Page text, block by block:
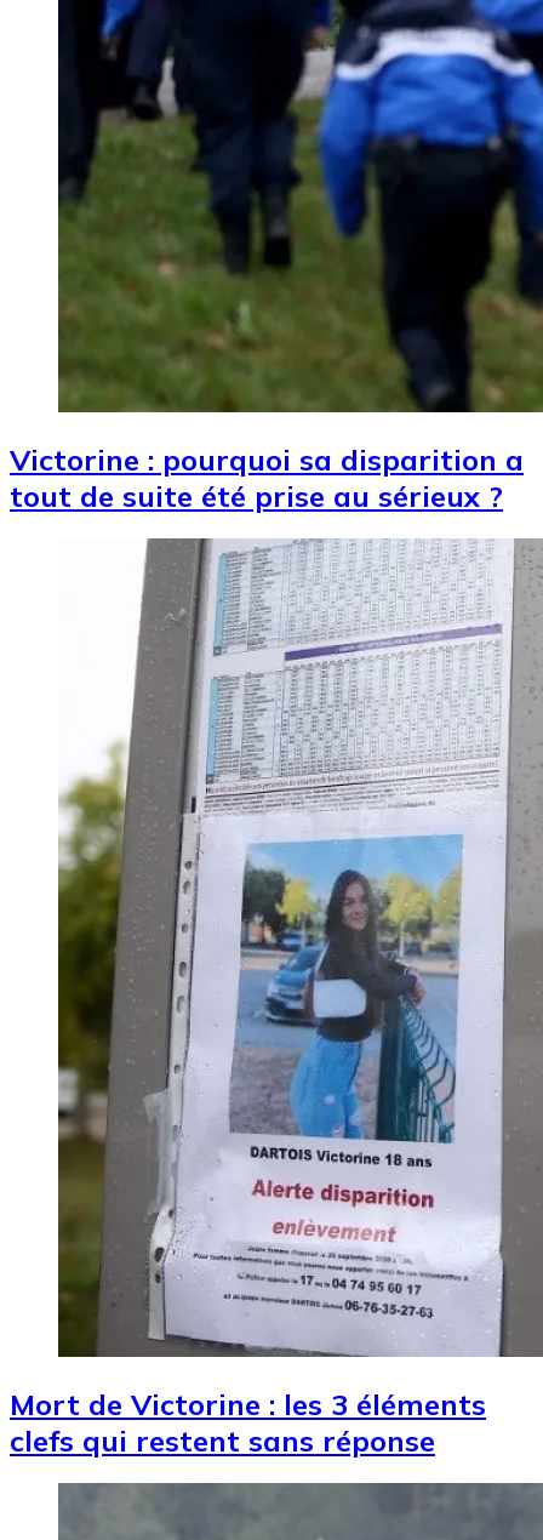
Victorine : pourquoi sa disparition a
tout de suite été prise au sérieux ?
Mort de Victorine : les 3 éléments
clefs qui restent sans réponse